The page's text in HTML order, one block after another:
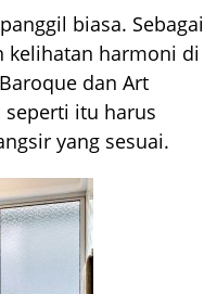
biasa. Sebagai
kelihatan harmoni di
dan Art
itu harus
yang sesuai.